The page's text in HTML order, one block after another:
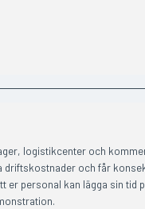
logistikcenter och
driftskostnader och får
er personal kan lägga sin tid